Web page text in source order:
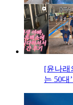
[윤나래
는 50대